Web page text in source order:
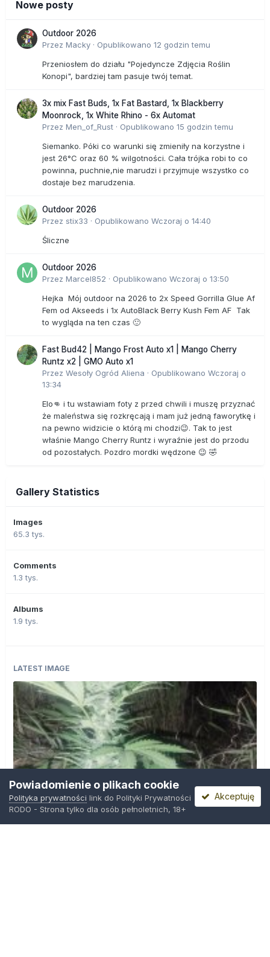
Nowe posty
Outdoor 2026
Przez Macky · Opublikowano 12 godzin temu
Przeniosłem do działu "Pojedyncze Zdjęcia Roślin
Konopi", bardziej tam pasuje twój temat.
3x mix Fast Buds, 1x Fat Bastard, 1x Blackberry
Moonrock, 1x White Rhino - 6x Automat
Przez Men_of_Rust · Opublikowano 15 godzin temu
Siemanko. Póki co warunki się zmieniły na korzystne i
jest 26°C oraz 60 % wilgotności. Cała trójka robi to co
powinna, puchnie,nie marudzi i przyjmuje wszystko co
dostaje bez marudzenia.
Outdoor 2026
Przez stix33 · Opublikowano Wczoraj o 14:40
Śliczne
Outdoor 2026
Przez Marcel852 · Opublikowano Wczoraj o 13:50
Hejka Mój outdoor na 2026 to 2x Speed Gorrilla Glue Af
Fem od Akseeds i 1x AutoBlack Berry Kush Fem AF Tak
to wygląda na ten czas 🙂
Fast Bud42 | Mango Frost Auto x1 | Mango Cherry
Runtz x2 | GMO Auto x1
Przez Wesoły Ogród Aliena · Opublikowano Wczoraj o
13:34
Elo👊 i tu wstawiam foty z przed chwili i muszę przyznać
że maleństwa się rozkręcają i mam już jedną faworytkę i
na pewno widzicie o którą mi chodzi😉. Tak to jest
właśnie Mango Cherry Runtz i wyraźnie jest do przodu
od pozostałych. Pozdro mordki wędzone 😉 🤣
Gallery Statistics
Images
65.3 tys.
Comments
1.3 tys.
Albums
1.9 tys.
LATEST IMAGE
Powiadomienie o plikach cookie
Polityka prywatności link do Polityki Prywatności
RODO - Strona tylko dla osób pełnoletnich, 18+
Akceptuję